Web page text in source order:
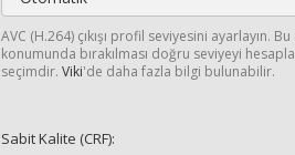
AVC (H.264) çıkışı profil seviyesini ayarlayın.
konumunda bırakılması doğru seviyeyi
seçimdir. Viki'de daha fazla bilgi bulunabilir.
Sabit Kalite (CRF):